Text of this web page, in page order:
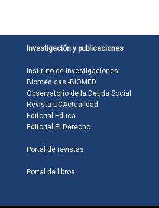
Investigación y publicaciones
Instituto de Investigaciones
Biomédicas -BIOMED
Observatorio de la Deuda Social
Revista UCActualidad
Editorial Educa
Editorial El Derecho
Portal de revistas
Portal de libros